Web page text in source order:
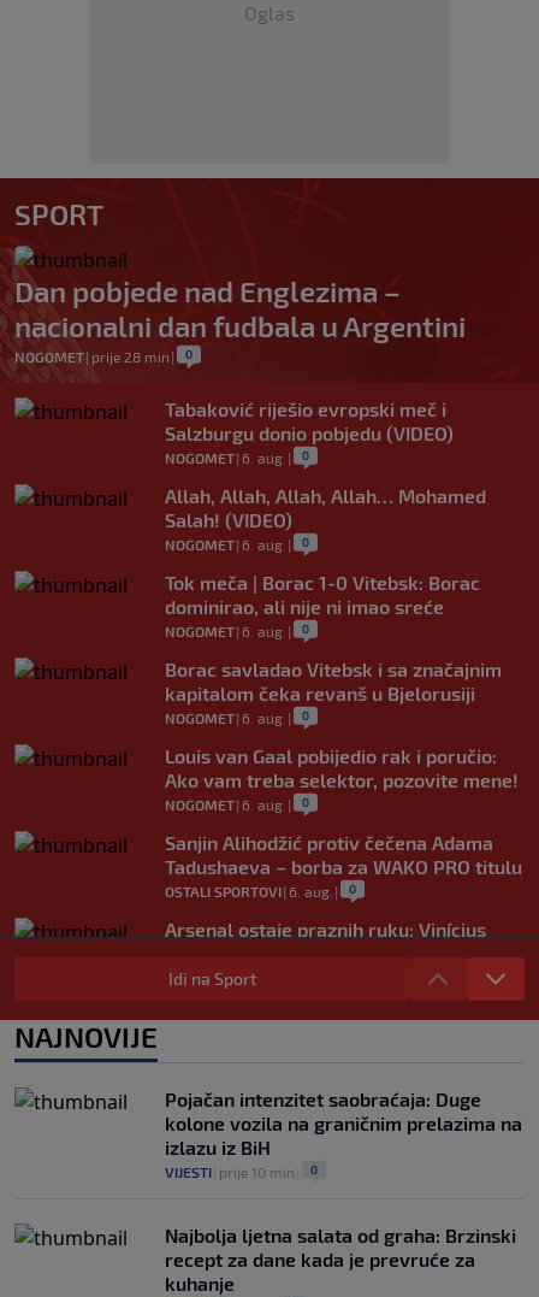
Oglas
SPORT
Dan pobjede nad Englezima –
nacionalni dan fudbala u Argentini
NOGOMET| prije 28 min | 0
Tabaković riješio evropski meč i
Salzburgu donio pobjedu (VIDEO)
NOGOMET| 6. aug. | 0
Allah, Allah, Allah, Allah… Mohamed
Salah! (VIDEO)
NOGOMET| 6. aug. | 0
Tok meča | Borac 1-0 Vitebsk: Borac
dominirao, ali nije ni imao sreće
NOGOMET| 6. aug. | 0
Borac savladao Vitebsk i sa značajnim
kapitalom čeka revanš u Bjelorusiji
NOGOMET| 6. aug. | 0
Louis van Gaal pobijedio rak i poručio:
Ako vam treba selektor, pozovite mene!
NOGOMET| 6. aug. | 0
Sanjin Alihodžić protiv čečena Adama
Tadushaeva – borba za WAKO PRO titulu
OSTALI SPORTOVI| 6. aug. | 0
Arsenal ostaje praznih ruku: Vinícius
Júnior i Real Madrid postigli dogovor
NOGOMET|6. aug.
Slavni klub potresa kriza: Kultni stadion
NOGOMET
Idi na Sport
NAJNOVIJE
Pojačan intenzitet saobraćaja: Duge
kolone vozila na graničnim prelazima na
izlazu iz BiH
VIJESTI prije 10 min 0
Najbolja ljetna salata od graha: Brzinski
recept za dane kada je prevruće za
kuhanje